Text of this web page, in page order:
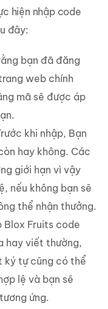
hiện nhập code
đây:
bạn đã đăng
web chính
mã sẽ được áp
khi nhập, Bạn
hay không. Các
giới hạn vì vậy
nếu không bạn sẽ
thể nhận thưởng.
Blox Fruits code
hay viết thường,
ký tự cũng có thể
lệ và bạn sẽ
ứng.